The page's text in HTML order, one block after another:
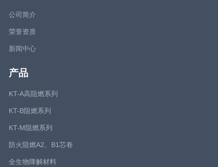
公司简介
荣誉资质
新闻中心
产品
KT-A高阻燃系列
KT-B阻燃系列
KT-M阻燃系列
防火阻燃A2、B1芯卷
全生物降解材料